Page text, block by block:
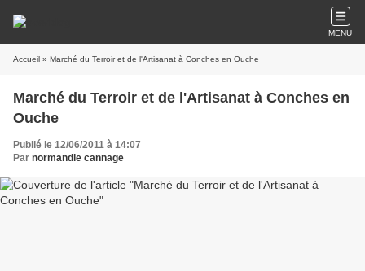
MENU
Accueil » Marché du Terroir et de l'Artisanat à Conches en Ouche
Marché du Terroir et de l'Artisanat à Conches en
Ouche
Publié le 12/06/2011 à 14:07
Par normandie cannage